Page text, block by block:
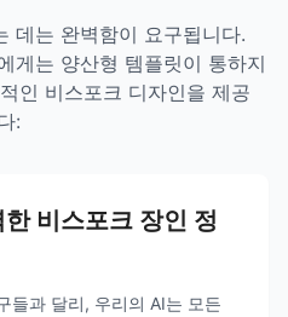
데는 완벽함이 요구됩니다.
게는 양산형 템플릿이 통하지
인 비스포크 디자인을 제공
:
비스포크 장인 정
들과 달리, 우리의 AI는 모든